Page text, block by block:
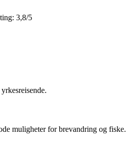
3,8/5
muligheter for brevandring og fiske.